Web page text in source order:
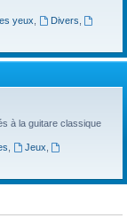
yeux Divers
à la guitare classique
Jeux